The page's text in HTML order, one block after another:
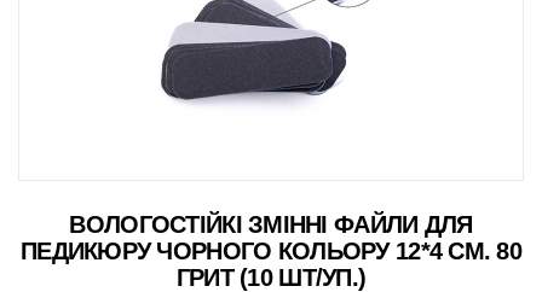
ВОЛОГОСТІЙКІ ЗМІННІ ФАЙЛИ ДЛЯ
ПЕДИКЮРУ ЧОРНОГО КОЛЬОРУ 12*4 СМ. 80
ГРИТ (10 ШТ/УП.)